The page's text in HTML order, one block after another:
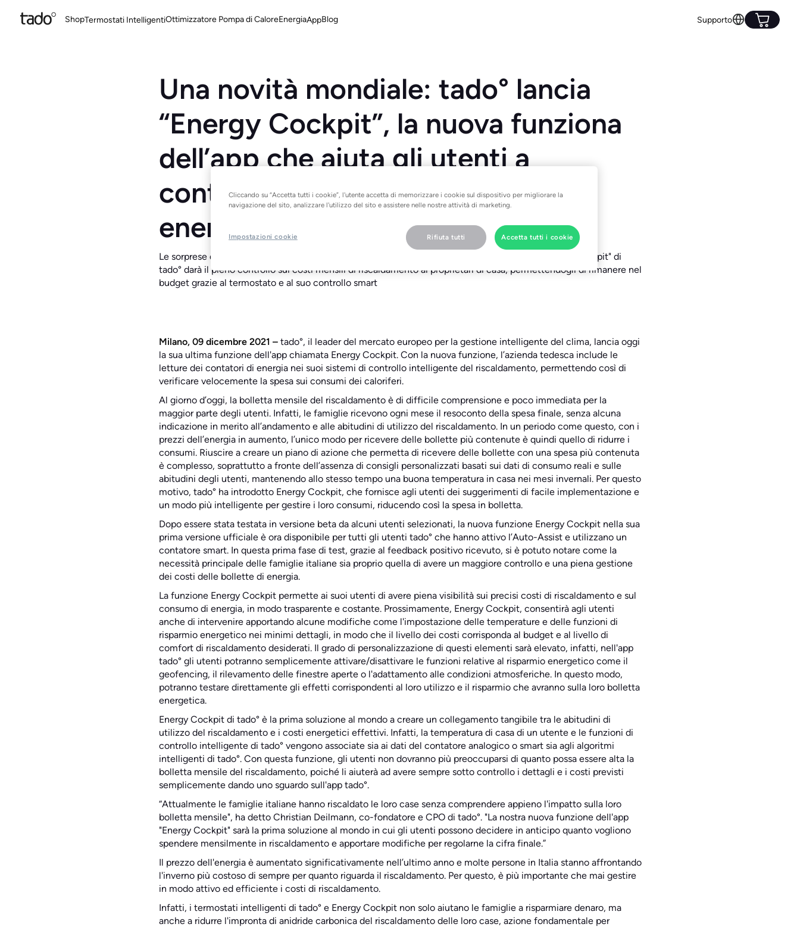
ShopTermostati IntelligentiOttimizzatore Pompa di CaloreEnergiaAppBlog Supporto
Una novità mondiale: tado° lancia
“Energy Cockpit”, la nuova funziona
dell’app che aiuta gli utenti a
controllare i costi del consumo
energetico
Le sorprese dovute agli alti costi di riscaldamento sono un ricordo del passato: la funzione "Energy Cockpit" di
tado° darà il pieno controllo sui costi mensili di riscaldamento ai proprietari di casa, permettendogli di rimanere nel
budget grazie al termostato e al suo controllo smart
Milano, 09 dicembre 2021 –tado°, il leader del mercato europeo per la gestione intelligente del clima, lancia oggi
la sua ultima funzione dell'app chiamata Energy Cockpit. Con la nuova funzione, l’azienda tedesca include le
letture dei contatori di energia nei suoi sistemi di controllo intelligente del riscaldamento, permettendo così di
verificare velocemente la spesa sui consumi dei caloriferi.
Al giorno d’oggi, la bolletta mensile del riscaldamento è di difficile comprensione e poco immediata per la
maggior parte degli utenti. Infatti, le famiglie ricevono ogni mese il resoconto della spesa finale, senza alcuna
indicazione in merito all’andamento e alle abitudini di utilizzo del riscaldamento. In un periodo come questo, con i
prezzi dell’energia in aumento, l’unico modo per ricevere delle bollette più contenute è quindi quello di ridurre i
consumi. Riuscire a creare un piano di azione che permetta di ricevere delle bollette con una spesa più contenuta
è complesso, soprattutto a fronte dell’assenza di consigli personalizzati basati sui dati di consumo reali e sulle
abitudini degli utenti, mantenendo allo stesso tempo una buona temperatura in casa nei mesi invernali. Per questo
motivo, tado° ha introdotto Energy Cockpit, che fornisce agli utenti dei suggerimenti di facile implementazione e
un modo più intelligente per gestire i loro consumi, riducendo così la spesa in bolletta.
Dopo essere stata testata in versione beta da alcuni utenti selezionati, la nuova funzione Energy Cockpit nella sua
prima versione ufficiale è ora disponibile per tutti gli utenti tado° che hanno attivo l’Auto-Assist e utilizzano un
contatore smart. In questa prima fase di test, grazie al feedback positivo ricevuto, si è potuto notare come la
necessità principale delle famiglie italiane sia proprio quella di avere un maggiore controllo e una piena gestione
dei costi delle bollette di energia.
La funzione Energy Cockpit permette ai suoi utenti di avere piena visibilità sui precisi costi di riscaldamento e sul
consumo di energia, in modo trasparente e costante. Prossimamente, Energy Cockpit, consentirà agli utenti
anche di intervenire apportando alcune modifiche come l'impostazione delle temperature e delle funzioni di
risparmio energetico nei minimi dettagli, in modo che il livello dei costi corrisponda al budget e al livello di
comfort di riscaldamento desiderati. Il grado di personalizzazione di questi elementi sarà elevato, infatti, nell'app
tado° gli utenti potranno semplicemente attivare/disattivare le funzioni relative al risparmio energetico come il
geofencing, il rilevamento delle finestre aperte o l'adattamento alle condizioni atmosferiche. In questo modo,
potranno testare direttamente gli effetti corrispondenti al loro utilizzo e il risparmio che avranno sulla loro bolletta
energetica.
Energy Cockpit di tado° è la prima soluzione al mondo a creare un collegamento tangibile tra le abitudini di
utilizzo del riscaldamento e i costi energetici effettivi. Infatti, la temperatura di casa di un utente e le funzioni di
controllo intelligente di tado° vengono associate sia ai dati del contatore analogico o smart sia agli algoritmi
intelligenti di tado°. Con questa funzione, gli utenti non dovranno più preoccuparsi di quanto possa essere alta la
bolletta mensile del riscaldamento, poiché li aiuterà ad avere sempre sotto controllo i dettagli e i costi previsti
semplicemente dando uno sguardo sull'app tado°.
“Attualmente le famiglie italiane hanno riscaldato le loro case senza comprendere appieno l'impatto sulla loro
bolletta mensile", ha detto Christian Deilmann, co-fondatore e CPO di tado°. "La nostra nuova funzione dell'app
"Energy Cockpit" sarà la prima soluzione al mondo in cui gli utenti possono decidere in anticipo quanto vogliono
spendere mensilmente in riscaldamento e apportare modifiche per regolarne la cifra finale.”
Il prezzo dell'energia è aumentato significativamente nell’ultimo anno e molte persone in Italia stanno affrontando
l'inverno più costoso di sempre per quanto riguarda il riscaldamento. Per questo, è più importante che mai gestire
in modo attivo ed efficiente i costi di riscaldamento.
Infatti, i termostati intelligenti di tado° e Energy Cockpit non solo aiutano le famiglie a risparmiare denaro, ma
anche a ridurre l'impronta di anidride carbonica del riscaldamento delle loro case, azione fondamentale per
Cliccando su “Accetta tutti i cookie”, l'utente accetta di memorizzare i cookie sul dispositivo per migliorare la
navigazione del sito, analizzare l'utilizzo del sito e assistere nelle nostre attività di marketing.
Impostazioni cookie Rifiuta tutti Accetta tutti i cookie